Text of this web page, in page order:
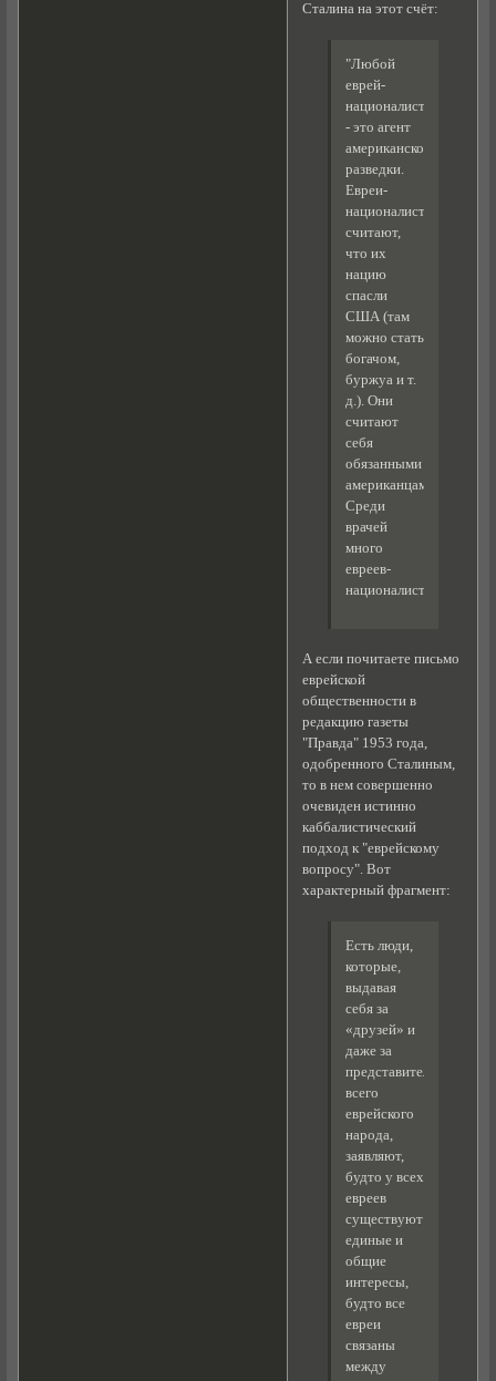
Сталина на этот счёт:
"Любой
еврей-
националист
- это агент
американской
разведки.
Евреи-
националисты
считают,
что их
нацию
спасли
США (там
можно стать
богачом,
буржуа и т.
д.). Они
считают
себя
обязанными
американцам.
Среди
врачей
много
евреев-
националистов"
А если почитаете письмо
еврейской
общественности в
редакцию газеты
"Правда" 1953 года,
одобренного Сталиным,
то в нем совершенно
очевиден истинно
каббалистический
подход к "еврейскому
вопросу". Вот
характерный фрагмент:
Есть люди,
которые,
выдавая
себя за
«друзей» и
даже за
представителей
всего
еврейского
народа,
заявляют,
будто у всех
евреев
существуют
единые и
общие
интересы,
будто все
евреи
связаны
между